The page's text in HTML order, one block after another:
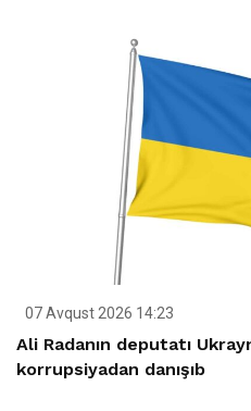
07 Avqust 2026 14:23
Ali Radanın deputatı
korrupsiyadan danışıb